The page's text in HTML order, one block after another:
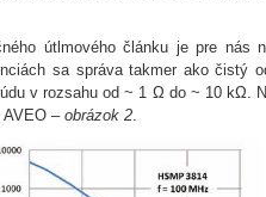
útlmového článku je pre nás
sa správa takmer ako čistý
v rozsahu od ~ 1 Ω do ~ 10 kΩ.
AVEO – obrázok 2